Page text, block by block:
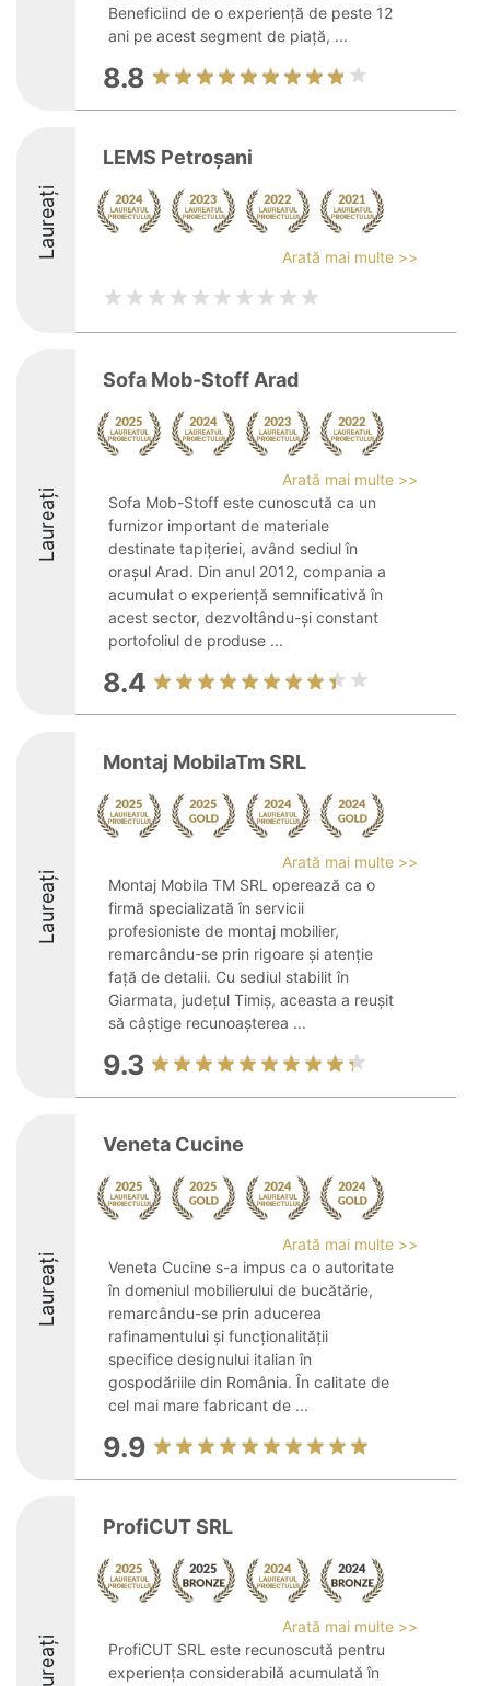
Beneficiind de o experiență de peste 12
ani pe acest segment de piață, ...
8.8
Laureați
LEMS Petroșani
Arată mai multe >>
Laureați
Sofa Mob-Stoff Arad
Arată mai multe >>
Sofa Mob-Stoff este cunoscută ca un
furnizor important de materiale
destinate tapițeriei, având sediul în
orașul Arad. Din anul 2012, compania a
acumulat o experiență semnificativă în
acest sector, dezvoltându-și constant
portofoliul de produse ...
8.4
Laureați
Montaj MobilaTm SRL
Arată mai multe >>
Montaj Mobila TM SRL operează ca o
firmă specializată în servicii
profesioniste de montaj mobilier,
remarcându-se prin rigoare și atenție
față de detalii. Cu sediul stabilit în
Giarmata, județul Timiș, aceasta a reușit
să câștige recunoașterea ...
9.3
Laureați
Veneta Cucine
Arată mai multe >>
Veneta Cucine s-a impus ca o autoritate
în domeniul mobilierului de bucătărie,
remarcându-se prin aducerea
rafinamentului și funcționalității
specifice designului italian în
gospodăriile din România. În calitate de
cel mai mare fabricant de ...
9.9
ProfiCUT SRL
Arată mai multe >>
ProfiCUT SRL este recunoscută pentru
experiența considerabilă acumulată în